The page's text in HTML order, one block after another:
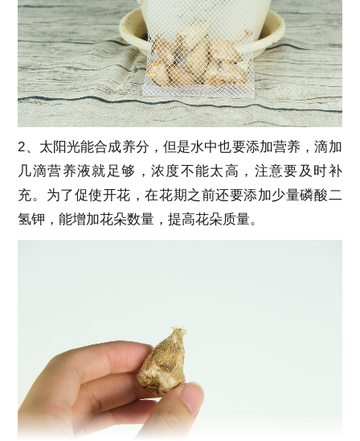
2、太阳光能合成养分，但是水中也要添加营养，滴加
几滴营养液就足够，浓度不能太高，注意要及时补
充。为了促使开花，在花期之前还要添加少量磷酸二
氢钾，能增加花朵数量，提高花朵质量。